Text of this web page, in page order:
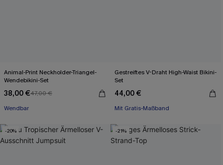
Animal-Print Neckholder-Triangel-
Wendebikini-Set
38,00 €47,00 €
Wendbar
Gestreiftes V-Draht High-Waist Bikini-
Set
44,00 €
Mit Gratis-Maßband
-20% -21%